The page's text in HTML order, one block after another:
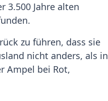
3.500 Jahre alten
zu führen, dass sie
nicht anders, als in
Ampel bei Rot,